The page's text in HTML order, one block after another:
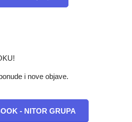
i nove objave.
- NITOR GRUPA